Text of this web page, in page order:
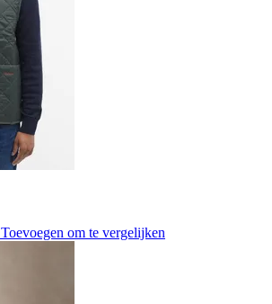
Toevoegen om te vergelijken